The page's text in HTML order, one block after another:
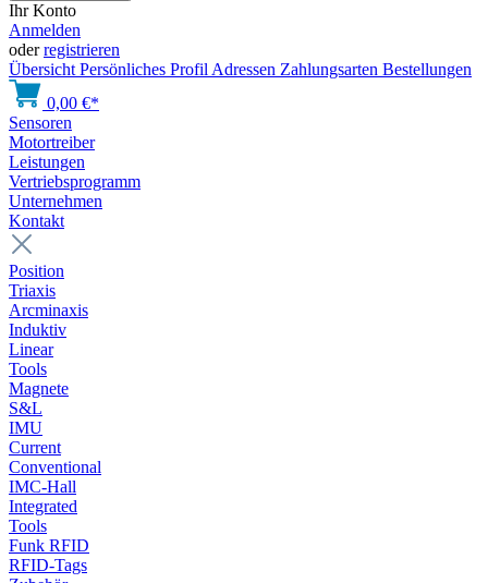
Ihr Konto
Anmelden
oderregistrieren
Übersicht Persönliches Profil Adressen Zahlungsarten Bestellungen
0,00 €*
Sensoren
Motortreiber
Leistungen
Vertriebsprogramm
Unternehmen
Kontakt
Position
Triaxis
Arcminaxis
Induktiv
Linear
Tools
Magnete
S&L
IMU
Current
Conventional
IMC-Hall
Integrated
Tools
Funk RFID
RFID-Tags